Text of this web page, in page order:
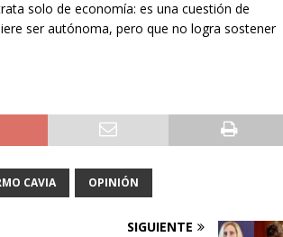
solo de economía: es una cuestión de
ser autónoma, pero que no logra sostener
CAVIA OPINIÓN
SIGUIENTE